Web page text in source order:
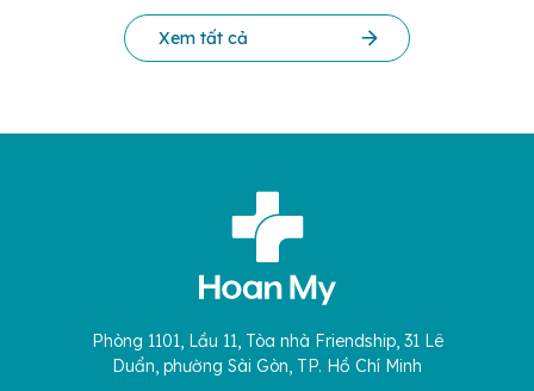
Xem tất cả
Phòng 1101, Lầu 11, Tòa nhà Friendship, 31 Lê
Duẩn, phường Sài Gòn, TP. Hồ Chí Minh